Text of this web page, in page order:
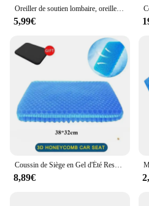
Oreiller de soutien lombaire, oreiller ergonomique pour siège de voiture, chaise de bureau, lit inclinable, coussin en mousse à mémoire de forme, oreiller de soutien dorsal
5,99€
Coussin de Siège en Gel d'Été Respirant, Design en Nid d'Abeille, pour les Instituts de Pression, le Dos, le Coccinelle, la Maison, le Bureau, le Fauteuil Roulant de Voiture
8,89€